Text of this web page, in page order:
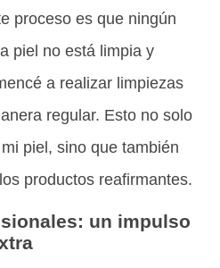
proceso es que ningún
piel no está limpia y
a realizar limpiezas
regular. Esto no solo
piel, sino que también
productos reafirmantes.
un impulso